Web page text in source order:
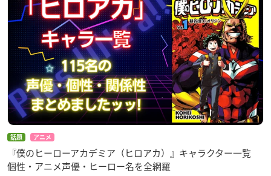
話題 アニメ
『僕のヒーローアカデミア（ヒロアカ）』キャラクター一覧
個性・アニメ声優・ヒーロー名を全網羅